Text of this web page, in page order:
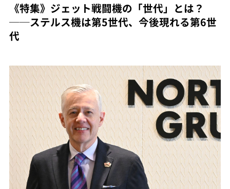
《特集》ジェット戦闘機の「世代」とは？
──ステルス機は第5世代、今後現れる第6世
代